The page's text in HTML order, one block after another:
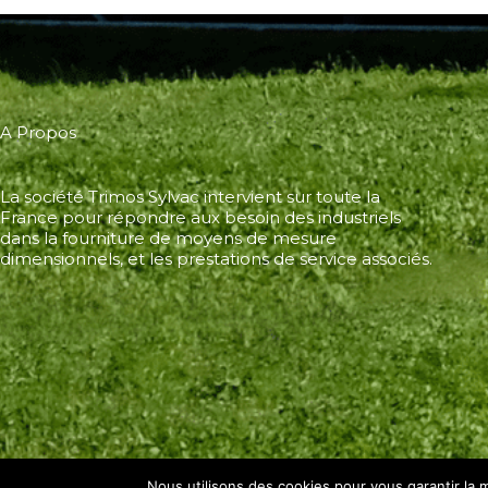
A Propos
La société Trimos Sylvac intervient sur toute la
France pour répondre aux besoin des industriels
dans la fourniture de moyens de mesure
dimensionnels, et les prestations de service associés.